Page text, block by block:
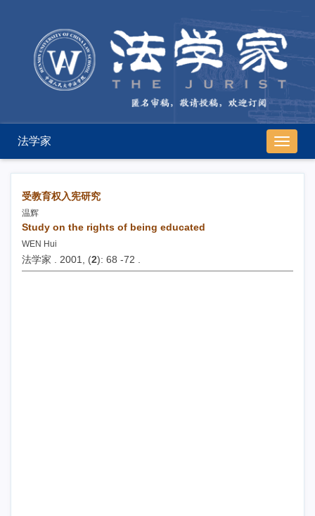
导
航
切
法学家
受教育权入宪研究
温辉
Study on the rights of being educated
WEN Hui
法学家 . 2001, (2): 68 -72 .